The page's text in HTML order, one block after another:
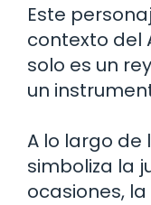
Este
contexto del
solo es un
un
A lo largo de
simboliza la
ocasiones, la